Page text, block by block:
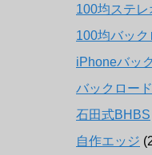
100均ステレ
100均バッ
iPhoneバッ
バックロー
石田式BHBS
自作エッジ